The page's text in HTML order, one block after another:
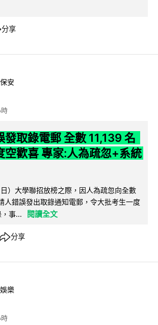
分享
安
發取錄電郵 全數 11,139 名
空歡喜 專家:人為疏忽+系統
）大學聯招放榜之際，因人為疏忽向全數
人錯誤發出取錄通知電郵，令大批考生一度
事...
閱讀全文
分享
樂